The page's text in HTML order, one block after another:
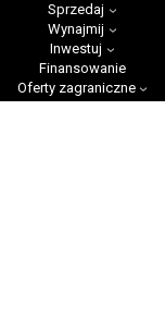
Sprzedaj
Wynajmij
Inwestuj
Finansowanie
Oferty zagraniczne